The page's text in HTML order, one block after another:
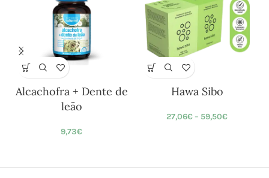
Alcachofra + Dente de
leão
9,73€
Hawa Sibo
27,06€ – 59,50€